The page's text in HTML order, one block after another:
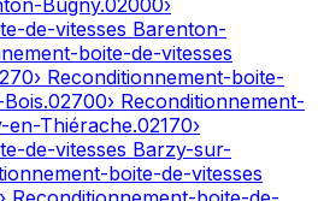
Bugny.02000›
de-vitesses Barenton-
boite-de-vitesses
› Reconditionnement-boite-
.02700› Reconditionnement-
en-Thiérache.02170›
de-vitesses Barzy-sur-
boite-de-vitesses